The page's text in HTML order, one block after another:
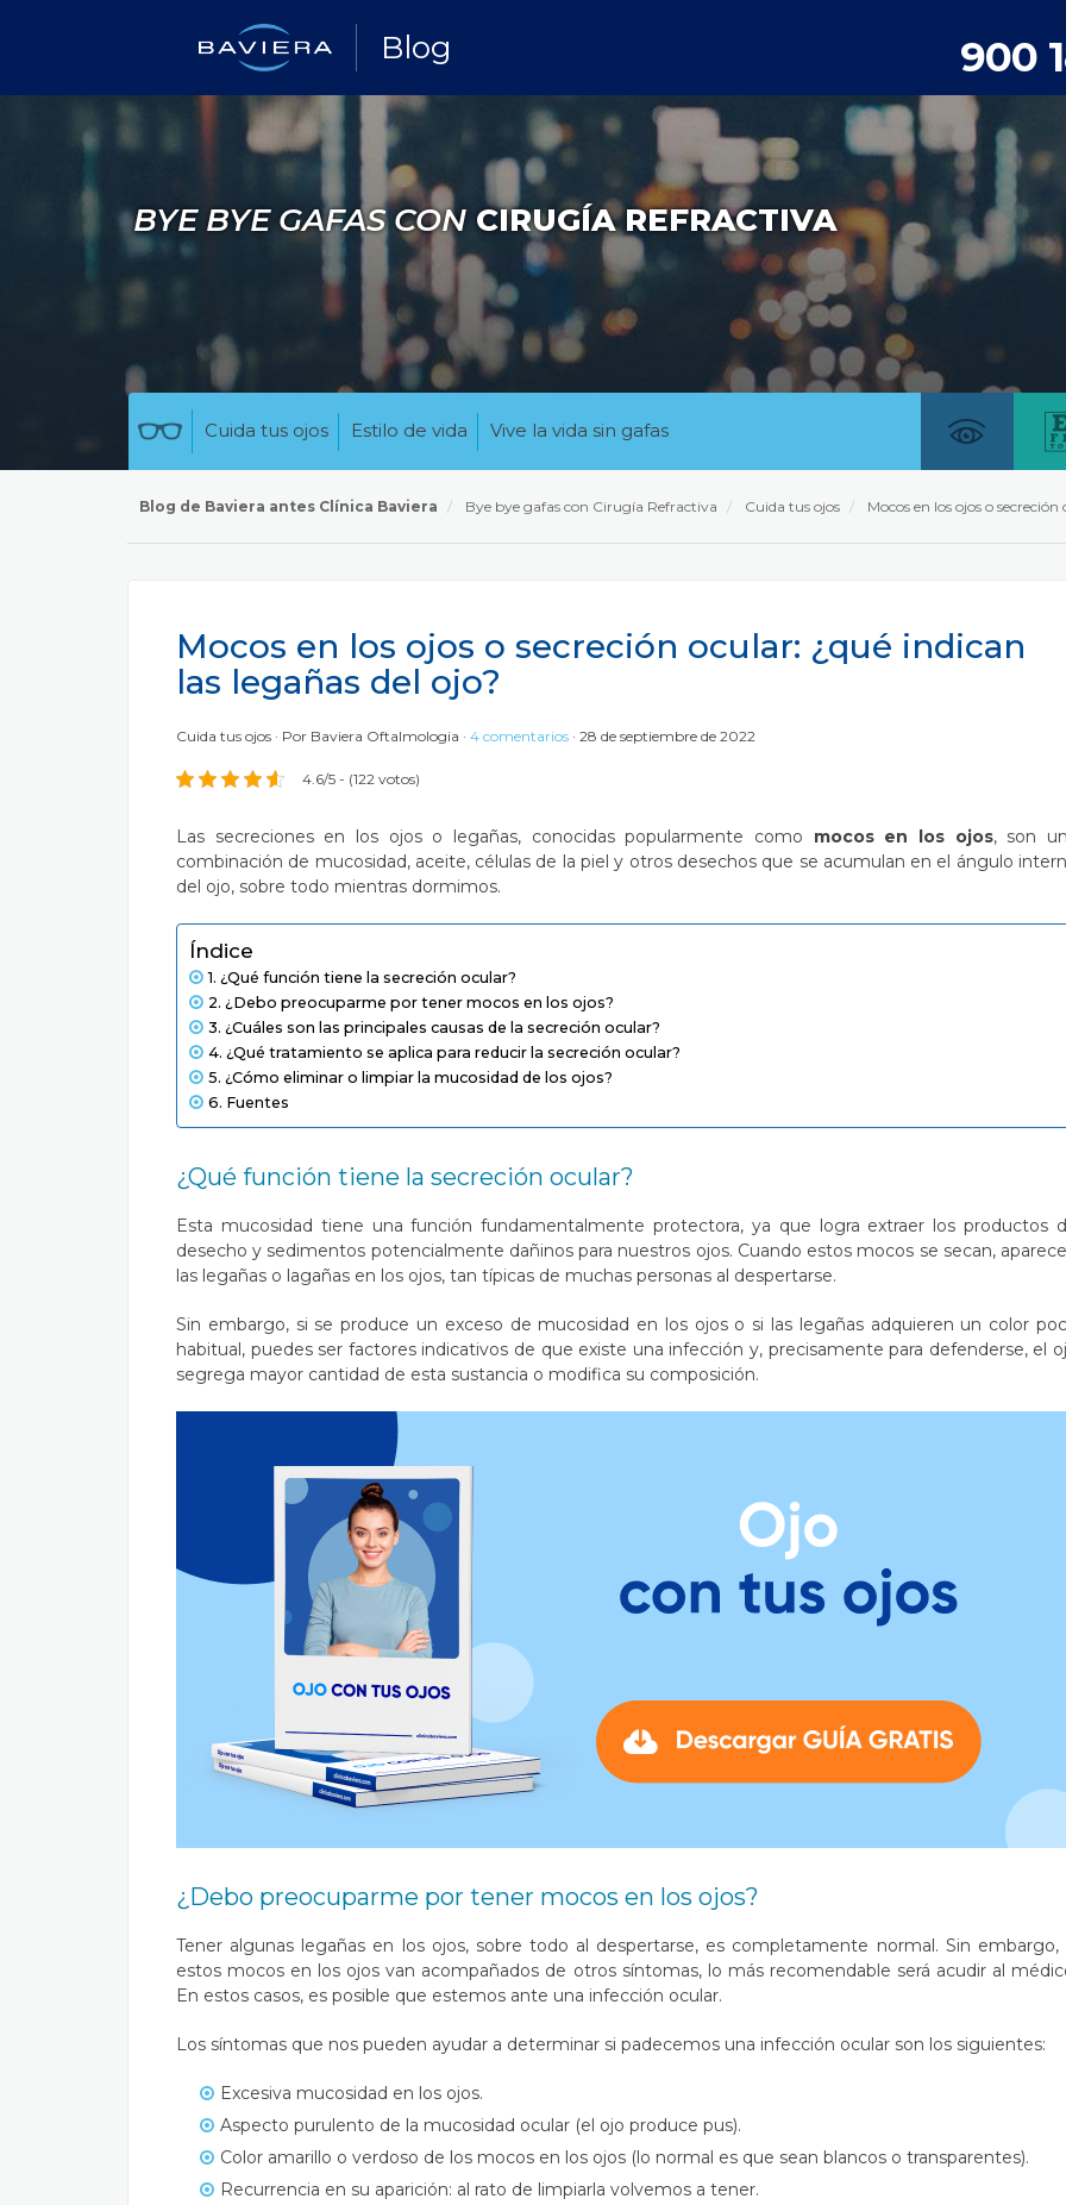
Blog 900
BYE BYE GAFAS CON CIRUGÍA REFRACTIVA
Cuida tus ojos Estilo de vida Vive la vida sin gafas
Blog de Baviera antes Clínica Baviera Bye bye gafas con Cirugía Refractiva Cuida tus ojos Mocos en los ojos o
Mocos en los ojos o secreción ocular: ¿qué indican
las legañas del ojo?
Cuida tus ojos Por Baviera Oftalmologia 4 comentarios 28 de septiembre de 2022
4.6/5 - (122 votos)
Las secreciones en los ojos o legañas, conocidas popularmente como mocos en los ojos, son
combinación de mucosidad, aceite, células de la piel y otros desechos que se acumulan en el ángulo
del ojo, sobre todo mientras dormimos.
Índice
¿Qué función tiene la secreción ocular?
¿Debo preocuparme por tener mocos en los ojos?
¿Cuáles son las principales causas de la secreción ocular?
¿Qué tratamiento se aplica para reducir la secreción ocular?
¿Cómo eliminar o limpiar la mucosidad de los ojos?
Fuentes
¿Qué función tiene la secreción ocular?
Esta mucosidad tiene una función fundamentalmente protectora, ya que logra extraer los productos
desecho y sedimentos potencialmente dañinos para nuestros ojos. Cuando estos mocos se secan,
las legañas o lagañas en los ojos, tan típicas de muchas personas al despertarse.
Sin embargo, si se produce un exceso de mucosidad en los ojos o si las legañas adquieren un color
habitual, puedes ser factores indicativos de que existe una infección y, precisamente para defenderse, el
segrega mayor cantidad de esta sustancia o modifica su composición.
¿Debo preocuparme por tener mocos en los ojos?
Tener algunas legañas en los ojos, sobre todo al despertarse, es completamente normal. Sin embargo,
estos mocos en los ojos van acompañados de otros síntomas, lo más recomendable será acudir al
En estos casos, es posible que estemos ante una infección ocular.
Los síntomas que nos pueden ayudar a determinar si padecemos una infección ocular son los siguientes:
Excesiva mucosidad en los ojos.
Aspecto purulento de la mucosidad ocular (el ojo produce pus).
Color amarillo o verdoso de los mocos en los ojos (lo normal es que sean blancos o transparentes).
Recurrencia en su aparición: al rato de limpiarla volvemos a tener.